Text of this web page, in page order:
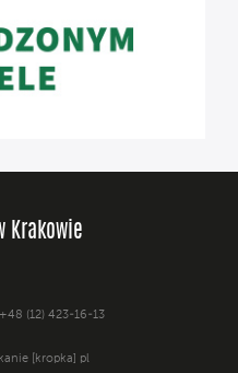
Krakowie
(12) 423-16-13
[kropka] pl